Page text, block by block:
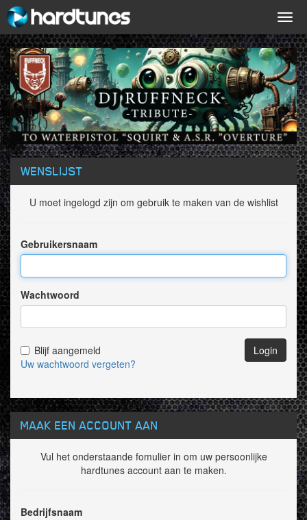
WENSLIJST
U moet ingelogd zijn om gebruik te maken van de wishlist
Gebruikersnaam
Wachtwoord
Blijf aangemeld
Uw wachtwoord vergeten?
Login
MAAK EEN ACCOUNT AAN
Vul het onderstaande fomulier in om uw persoonlijke
hardtunes account aan te maken.
Bedrijfsnaam